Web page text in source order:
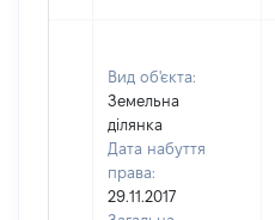
Вид об'єкта:
Земельна
ділянка
Дата набуття
права:
29.11.2017